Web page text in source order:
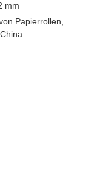
mm
Papierrollen,